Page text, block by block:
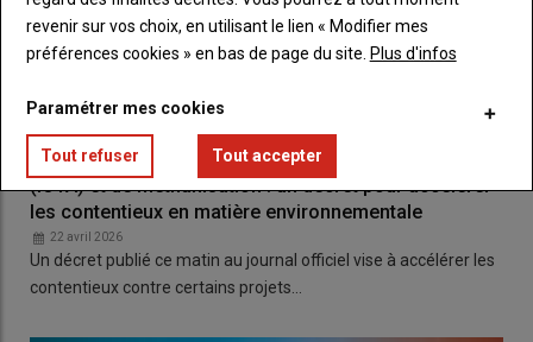
Projets de bâtiments d’élevage (ICPE), d’irrigation
(IOTA) et de méthanisation : un décret pour accélérer
les contentieux en matière environnementale
22 avril 2026
Un décret publié ce matin au journal officiel vise à accélérer les
contentieux contre certains projets…
revenir sur vos choix, en utilisant le lien « Modifier mes
préférences cookies » en bas de page du site. Plus d'infos
Paramétrer mes cookies
Tout refuser Tout accepter